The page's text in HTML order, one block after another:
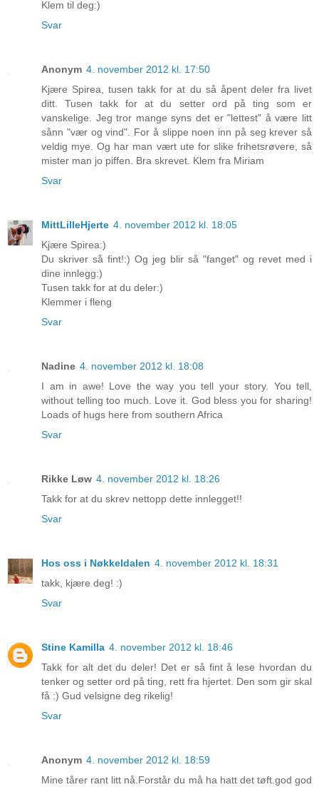
Klem til deg:)
Svar
Anonym 4. november 2012 kl. 17:50
Kjære Spirea, tusen takk for at du så åpent deler fra livet
ditt. Tusen takk for at du setter ord på ting som er
vanskelige. Jeg tror mange syns det er "lettest" å være litt
sånn "vær og vind". For å slippe noen inn på seg krever så
veldig mye. Og har man vært ute for slike frihetsrøvere, så
mister man jo piffen. Bra skrevet. Klem fra Miriam
Svar
MittLilleHjerte 4. november 2012 kl. 18:05
Kjære Spirea:)
Du skriver så fint!:) Og jeg blir så "fanget" og revet med i
dine innlegg:)
Tusen takk for at du deler:)
Klemmer i fleng
Svar
Nadine 4. november 2012 kl. 18:08
I am in awe! Love the way you tell your story. You tell,
without telling too much. Love it. God bless you for sharing!
Loads of hugs here from southern Africa
Svar
Rikke Løw 4. november 2012 kl. 18:26
Takk for at du skrev nettopp dette innlegget!!
Svar
Hos oss i Nøkkeldalen 4. november 2012 kl. 18:31
takk, kjære deg! :)
Svar
Stine Kamilla 4. november 2012 kl. 18:46
Takk for alt det du deler! Det er så fint å lese hvordan du
tenker og setter ord på ting, rett fra hjertet. Den som gir skal
få :) Gud velsigne deg rikelig!
Svar
Anonym 4. november 2012 kl. 18:59
Mine tårer rant litt nå.Forstår du må ha hatt det tøft.god god